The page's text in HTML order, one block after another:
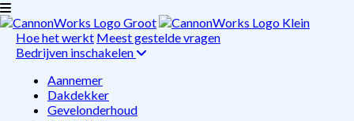
Hoe het werkt Meest gestelde vragen
Bedrijven inschakelen
Aannemer
Dakdekker
Gevelonderhoud